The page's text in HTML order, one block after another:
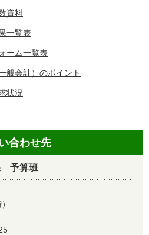
資料
一覧表
ーム一覧表
般会計）のポイント
状況
合わせ先
予算班